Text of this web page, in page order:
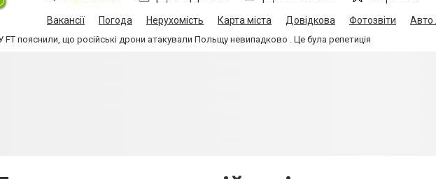
Вакансії Погода Нерухомість Карта міста Довідкова Фотозвіти Авто
FT пояснили, що російські дрони атакували Польщу невипадково . Це була репетиція